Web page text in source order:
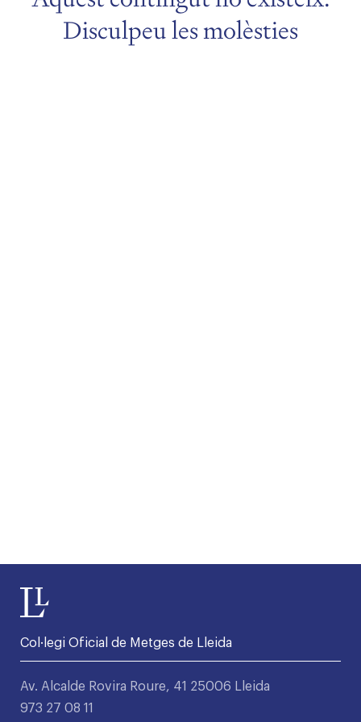
Disculpeu les molèsties
Col·legi Oficial de Metges de Lleida
Av. Alcalde Rovira Roure, 41 25006 Lleida
973 27 08 11